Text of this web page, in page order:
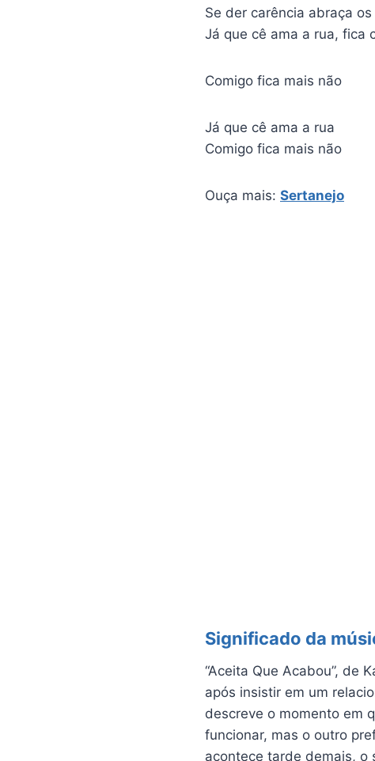
Se der carência abraça
Já que cê ama a rua, fica
Comigo fica mais não
Já que cê ama a rua
Comigo fica mais não
Ouça mais: Sertanejo
Significado da
“Aceita Que Acabou”, de
após insistir em um
descreve o momento em
funcionar, mas o outro
acontece tarde demais, o